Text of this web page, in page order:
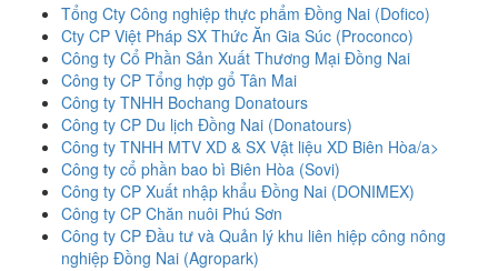
Tổng Cty Công nghiệp thực phẩm Đồng Nai (Dofico)
Cty CP Việt Pháp SX Thức Ăn Gia Súc (Proconco)
Công ty Cổ Phần Sản Xuất Thương Mại Đồng Nai
Công ty CP Tổng hợp gổ Tân Mai
Công ty TNHH Bochang Donatours
Công ty CP Du lịch Đồng Nai (Donatours)
Công ty TNHH MTV XD & SX Vật liệu XD Biên Hòa/a>
Công ty cổ phần bao bì Biên Hòa (Sovi)
Công ty CP Xuất nhập khẩu Đồng Nai (DONIMEX)
Công ty CP Chăn nuôi Phú Sơn
Công ty CP Đầu tư và Quản lý khu liên hiệp công nông
nghiệp Đồng Nai (Agropark)